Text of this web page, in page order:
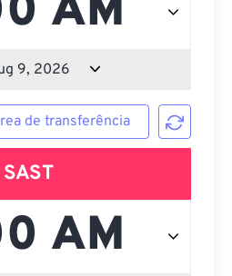
de transferência
SAST